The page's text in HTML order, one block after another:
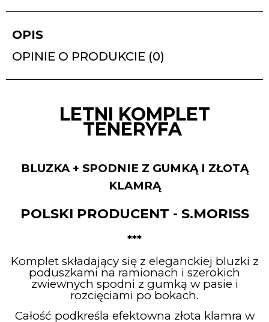
OPIS
OPINIE O PRODUKCIE (0)
LETNI KOMPLET
TENERYFA
BLUZKA + SPODNIE Z GUMKĄ I ZŁOTĄ
KLAMRĄ
POLSKI PRODUCENT - S.MORISS
***
Komplet składający się z eleganckiej bluzki z
poduszkami na ramionach i szerokich
zwiewnych spodni z gumką w pasie i
rozcięciami po bokach.
Całość podkreśla efektowna złota klamra w